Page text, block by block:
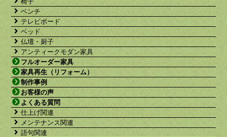
ベンチ
テレビボード
ベッド
仏壇・厨子
アンティークモダン家具
フルオーダー家具
家具再生（リフォーム）
制作事例
お客様の声
よくある質問
仕上げ関連
メンテナンス関連
語句関連